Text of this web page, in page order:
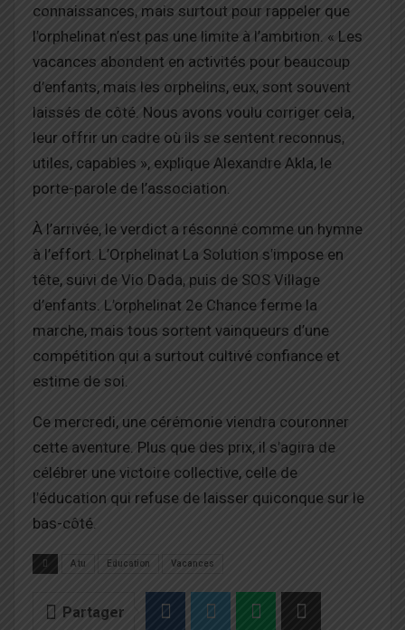
connaissances, mais surtout pour rappeler que
l’orphelinat n’est pas une limite à l’ambition. « Les
vacances abondent en activités pour beaucoup
d’enfants, mais les orphelins, eux, sont souvent
laissés de côté. Nous avons voulu corriger cela,
leur offrir un cadre où ils se sentent reconnus,
utiles, capables », explique Alexandre Akla, le
porte-parole de l’association.
À l’arrivée, le verdict a résonné comme un hymne
à l’effort. L’Orphelinat La Solution s’impose en
tête, suivi de Vio Dada, puis de SOS Village
d’enfants. L’orphelinat 2e Chance ferme la
marche, mais tous sortent vainqueurs d’une
compétition qui a surtout cultivé confiance et
estime de soi.
Ce mercredi, une cérémonie viendra couronner
cette aventure. Plus que des prix, il s’agira de
célébrer une victoire collective, celle de
l’éducation qui refuse de laisser quiconque sur le
bas-côté.
A tu Education Vacances
Partager